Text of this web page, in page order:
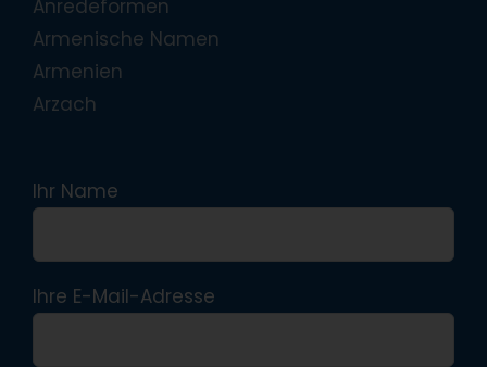
Anredeformen
Armenische Namen
Armenien
Arzach
Ihr Name
Ihre E-Mail-Adresse